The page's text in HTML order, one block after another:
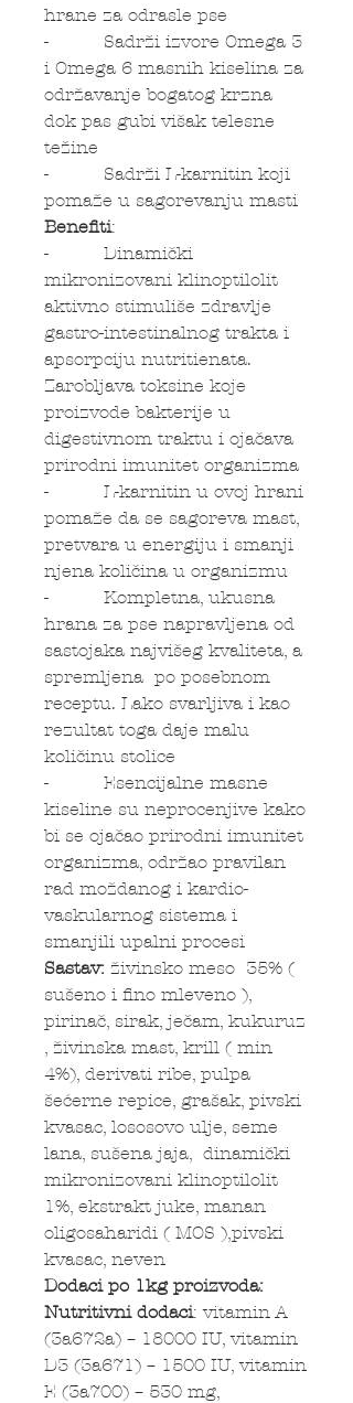
hrane za odrasle pse
- Sadrži izvore Omega 3
i Omega 6 masnih kiselina za
održavanje bogatog krzna
dok pas gubi višak telesne
težine
- Sadrži L-karnitin koji
pomaže u sagorevanju masti
Benefiti:
- Dinamički
mikronizovani klinoptilolit
aktivno stimuliše zdravlje
gastro-intestinalnog trakta i
apsorpciju nutritienata.
Zarobljava toksine koje
proizvode bakterije u
digestivnom traktu i ojačava
prirodni imunitet organizma
- L-karnitin u ovoj hrani
pomaže da se sagoreva mast,
pretvara u energiju i smanji
njena količina u organizmu
- Kompletna, ukusna
hrana za pse napravljena od
sastojaka najvišeg kvaliteta, a
spremljena po posebnom
receptu. Lako svarljiva i kao
rezultat toga daje malu
količinu stolice
- Esencijalne masne
kiseline su neprocenjive kako
bi se ojačao prirodni imunitet
organizma, održao pravilan
rad moždanog i kardio-
vaskularnog sistema i
smanjili upalni procesi
Sastav: živinsko meso 35% (
sušeno i fino mleveno ),
pirinač, sirak, ječam, kukuruz
, živinska mast, krill ( min
4%), derivati ribe, pulpa
šećerne repice, grašak, pivski
kvasac, lososovo ulje, seme
lana, sušena jaja, dinamički
mikronizovani klinoptilolit
1%, ekstrakt juke, manan
oligosaharidi ( MOS ),pivski
kvasac, neven
Dodaci po 1kg proizvoda:
Nutritivni dodaci: vitamin A
(3a672a) – 18000 IU, vitamin
D3 (3a671) – 1500 IU, vitamin
E (3a700) – 530 mg,